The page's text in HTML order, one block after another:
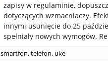
zapisy w regulaminie,
dotyczących wzmacniaczy.
innymi usunięcie do 25
spełniały nowych wymogów.
smartfon,telefon, uke